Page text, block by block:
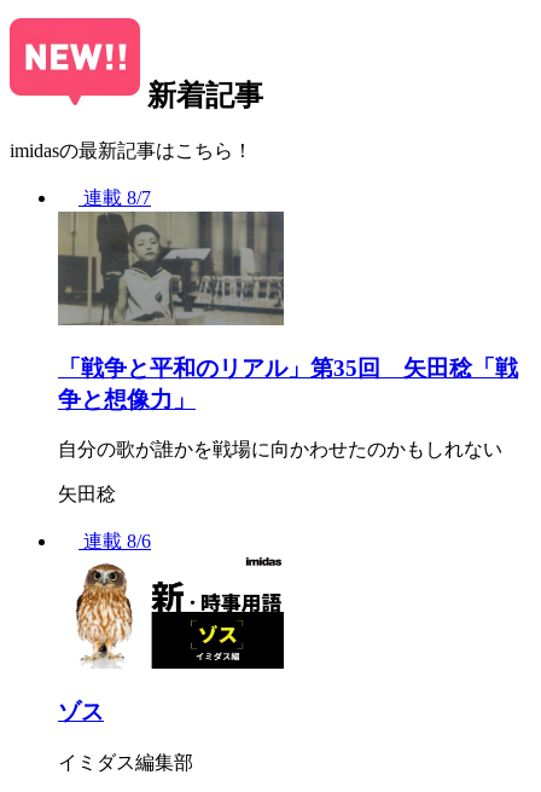
新着記事
imidasの最新記事はこちら！
連載 8/7
「戦争と平和のリアル」第35回 矢田稔「戦
争と想像力」
自分の歌が誰かを戦場に向かわせたのかもしれない
矢田稔
連載 8/6
ゾス
イミダス編集部